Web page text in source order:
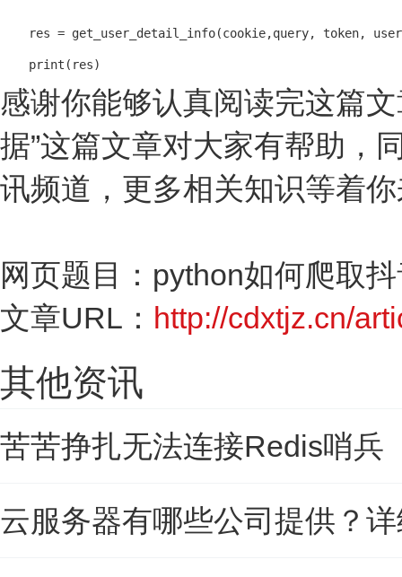
res = get_user_detail_info(cookie,query, token,
print(res)
感谢你能够认真阅读完这篇
据”这篇文章对大家有帮助，
讯频道，更多相关知识等着
网页题目：python如何爬取
文章URL： http://cdxtjz.cn/
其他资讯
苦苦挣扎无法连接Redis哨兵
云服务器有哪些公司提供？